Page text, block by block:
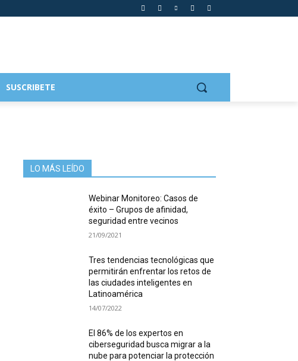
SUSCRIBETE
LO MÁS LEÍDO
Webinar Monitoreo: Casos de
éxito – Grupos de afinidad,
seguridad entre vecinos
21/09/2021
Tres tendencias tecnológicas que
permitirán enfrentar los retos de
las ciudades inteligentes en
Latinoamérica
14/07/2022
El 86% de los expertos en
ciberseguridad busca migrar a la
nube para potenciar la protección